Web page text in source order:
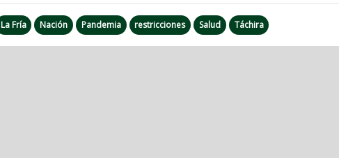
La Fría Nación Pandemia restricciones Salud Táchira